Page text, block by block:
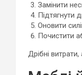
Замінити
Підтягнути
Оновити
Почистити
Дрібні